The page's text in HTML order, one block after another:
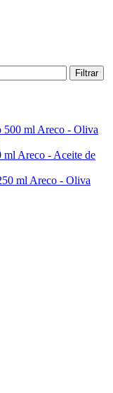
Filtrar
Areco - Oliva
Areco - Aceite de
Areco - Oliva